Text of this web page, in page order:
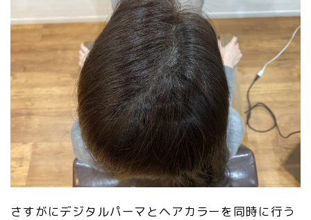
さすがにデジタルパーマとヘアカラーを同時に行う